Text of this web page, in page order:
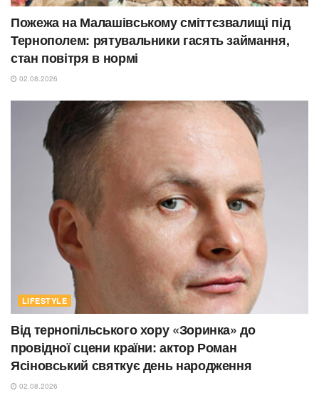
Пожежа на Малашівському сміттєзвалищі під
Тернополем: рятувальники гасять займання,
стан повітря в нормі
02.08.2026
LIFESTYLE
Від тернопільського хору «Зоринка» до
провідної сцени країни: актор Роман
Ясіновський святкує день народження
02.08.2026